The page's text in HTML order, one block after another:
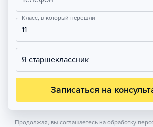
Класс, в который перешли
11
Я старшеклассник
Записаться на
Продолжая, вы соглашаетесь на обработку